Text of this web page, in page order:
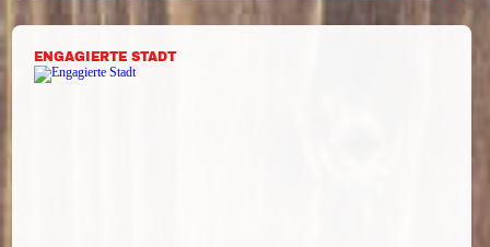
ENGAGIERTE STADT